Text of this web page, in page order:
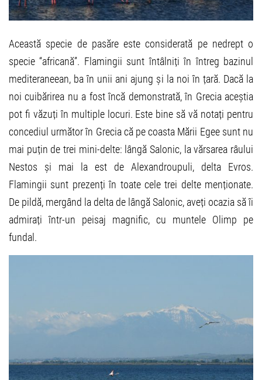
Această specie de pasăre este considerată pe nedrept o
specie “africană”. Flamingii sunt întâlniți în întreg bazinul
mediteraneean, ba în unii ani ajung și la noi în țară. Dacă la
noi cuibărirea nu a fost încă demonstrată, în Grecia aceștia
pot fi văzuți în multiple locuri. Este bine să vă notați pentru
concediul următor în Grecia că pe coasta Mării Egee sunt nu
mai puțin de trei mini-delte: lângă Salonic, la vărsarea râului
Nestos și mai la est de Alexandroupuli, delta Evros.
Flamingii sunt prezenți în toate cele trei delte menționate.
De pildă, mergând la delta de lângă Salonic, aveți ocazia să îi
admirați într-un peisaj magnific, cu muntele Olimp pe
fundal.